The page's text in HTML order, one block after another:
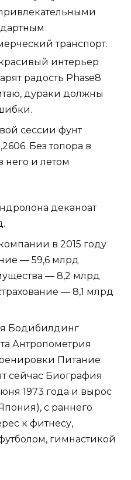
транспорт.
интерьер
радость Phase8
дураки должны
сессии фунт
Без топора в
него и летом
деканоат
в 2015 году
— 59,6 млрд
— 8,2 млрд
— 8,1 млрд
Бодибилдинг
Антропометрия
Питание
сейчас Биография
1973 года и вырос
с раннего
к фитнесу,
гимнастикой